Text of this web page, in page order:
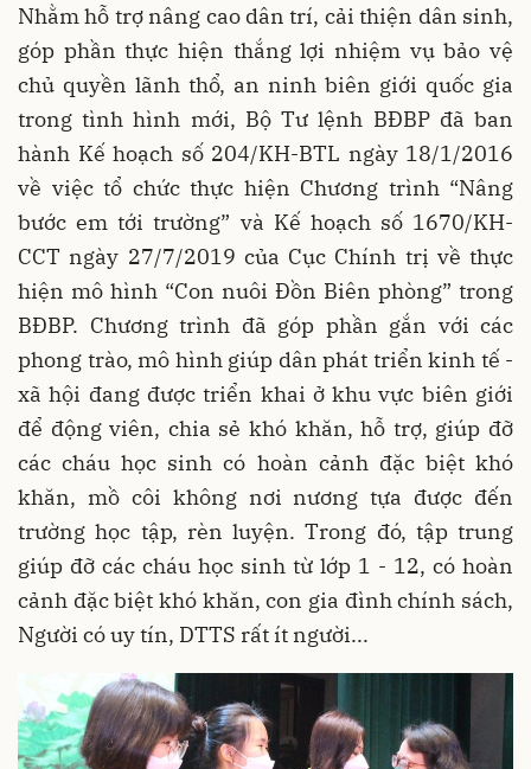
Nhằm hỗ trợ nâng cao dân trí, cải thiện dân sinh,
góp phần thực hiện thắng lợi nhiệm vụ bảo vệ
chủ quyền lãnh thổ, an ninh biên giới quốc gia
trong tình hình mới, Bộ Tư lệnh BĐBP đã ban
hành Kế hoạch số 204/KH-BTL ngày 18/1/2016
về việc tổ chức thực hiện Chương trình “Nâng
bước em tới trường” và Kế hoạch số 1670/KH-
CCT ngày 27/7/2019 của Cục Chính trị về thực
hiện mô hình “Con nuôi Đồn Biên phòng” trong
BĐBP. Chương trình đã góp phần gắn với các
phong trào, mô hình giúp dân phát triển kinh tế -
xã hội đang được triển khai ở khu vực biên giới
để động viên, chia sẻ khó khăn, hỗ trợ, giúp đỡ
các cháu học sinh có hoàn cảnh đặc biệt khó
khăn, mồ côi không nơi nương tựa được đến
trường học tập, rèn luyện. Trong đó, tập trung
giúp đỡ các cháu học sinh từ lớp 1 - 12, có hoàn
cảnh đặc biệt khó khăn, con gia đình chính sách,
Người có uy tín, DTTS rất ít người...